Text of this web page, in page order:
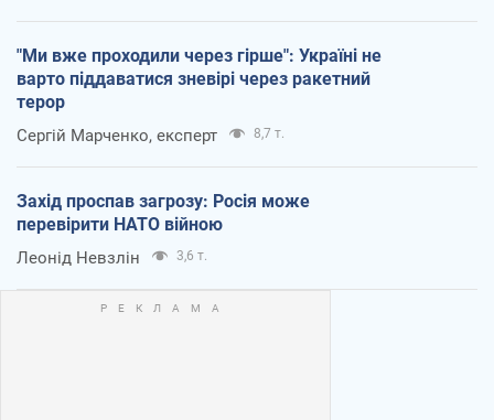
"Ми вже проходили через гірше": Україні не
варто піддаватися зневірі через ракетний
терор
Сергій Марченко, експерт 8,7 т.
Захід проспав загрозу: Росія може
перевірити НАТО війною
Леонід Невзлін 3,6 т.